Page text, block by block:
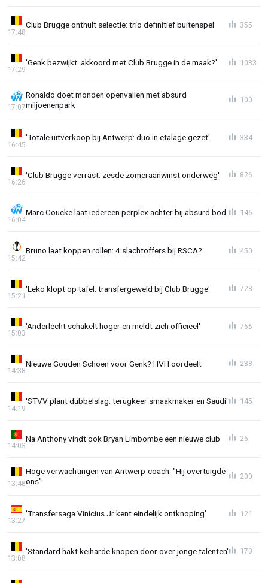
Club Brugge onthult selectie: trio definitief buitenspel
17:48
355
'Genk bezwijkt: akkoord met Club Brugge in de maak?'
17:29
1033
Ronaldo doet monden openvallen met absurd
miljoenenpark
17:07
100
'Totale uitverkoop bij Antwerp: duo in etalage gezet'
16:45
334
'Club Brugge verrast: zesde zomeraanwinst onderweg'
16:26
826
Marc Coucke laat iedereen perplex achter bij absurd bod
16:04
146
Bruno laat koppen rollen: 4 slachtoffers bij RSCA?
15:42
450
'Leko klopt op tafel: transfergeweld bij Club Brugge'
15:21
728
'Anderlecht schakelt hoger en meldt zich officieel'
15:03
766
Nieuwe Gouden Schoen voor Genk? HVH oordeelt
14:38
238
'STVV plant dubbelslag: terugkeer smaakmaker en Saudi'
14:19
145
Na Anthony vindt ook Bryan Limbombe een nieuwe club
14:03
26
Hoge verwachtingen van Antwerp-coach: "Hij overtuigde
ons"
13:48
200
'Transfersaga Vinicius Jr kent eindelijk ontknoping'
13:27
121
'Standard hakt keiharde knopen door over jonge talenten'
13:08
170